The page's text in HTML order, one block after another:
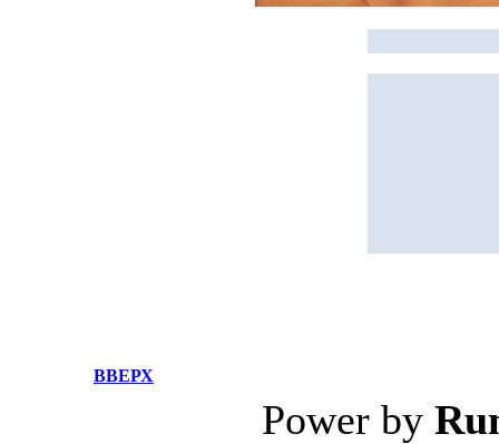
ВВЕРХ
Power by